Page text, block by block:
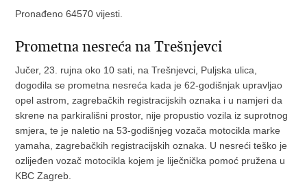
Pronađeno 64570 vijesti.
Prometna nesreća na Trešnjevci
Jučer, 23. rujna oko 10 sati, na Trešnjevci, Puljska ulica,
dogodila se prometna nesreća kada je 62-godišnjak upravljao
opel astrom, zagrebačkih registracijskih oznaka i u namjeri da
skrene na parkirališni prostor, nije propustio vozila iz suprotnog
smjera, te je naletio na 53-godišnjeg vozača motocikla marke
yamaha, zagrebačkih registracijskih oznaka. U nesreći teško je
ozlijeđen vozač motocikla kojem je liječnička pomoć pružena u
KBC Zagreb.